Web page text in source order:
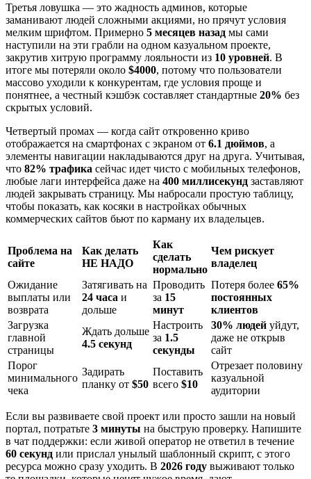
Третья ловушка — это жадность админов, которые
заманивают людей сложными акциями, но прячут условия
мелким шрифтом. Примерно 5 месяцев назад мы сами
наступили на эти грабли на одном казуальном проекте,
закрутив хитрую программу лояльности из 10 уровней. В
итоге мы потеряли около $4000, потому что пользователи
массово уходили к конкурентам, где условия проще и
понятнее, а честный кэшбэк составляет стандартные 20% без
скрытых условий.
Четвертый промах — когда сайт откровенно криво
отображается на смартфонах с экраном от 6.1 дюймов, а
элементы навигации накладываются друг на друга. Учитывая,
что 82% трафика сейчас идет чисто с мобильных телефонов,
любые лаги интерфейса даже на 400 миллисекунд заставляют
людей закрывать страницу. Мы набросали простую таблицу,
чтобы показать, как косяки в настройках обычных
коммерческих сайтов бьют по карману их владельцев.
Проблема на
сайте
Как делать
НЕ НАДО
Как
сделать
нормально
Чем рискует
владелец
Ожидание
выплаты или
возврата
Затягивать на
24 часа и
дольше
Проводить
за 15
минут
Потеря более 65%
постоянных
клиентов
Загрузка
главной
страницы
Ждать дольше
4.5 секунд
Настроить
за 1.5
секунды
30% людей уйдут,
даже не открыв
сайт
Порог
минимального
чека
Задирать
планку от $50
Поставить
всего $10
Отрезает половину
казуальной
аудитории
Если вы развиваете свой проект или просто зашли на новый
портал, потратьте 3 минуты на быструю проверку. Напишите
в чат поддержки: если живой оператор не ответил в течение
60 секунд или прислал унылый шаблонный скрипт, с этого
ресурса можно сразу уходить. В 2026 году выживают только